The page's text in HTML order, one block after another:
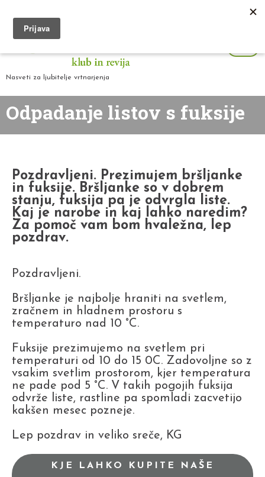
Nasveti za ljubitelje vrtnarjenja
Odpadanje listov s fuksije
Pozdravljeni. Prezimujem bršljanke
in fuksije. Bršljanke so v dobrem
stanju, fuksija pa je odvrgla liste.
Kaj je narobe in kaj lahko naredim?
Za pomoč vam bom hvaležna, lep
pozdrav.
Pozdravljeni.
Bršljanke je najbolje hraniti na svetlem,
zračnem in hladnem prostoru s
temperaturo nad 10 °C.
Fuksije prezimujemo na svetlem pri
temperaturi od 10 do 15 0C. Zadovoljne so z
vsakim svetlim prostorom, kjer temperatura
ne pade pod 5 °C. V takih pogojih fuksija
odvrže liste, rastline pa spomladi zacvetijo
kakšen mesec pozneje.
Lep pozdrav in veliko sreče, KG
KJE LAHKO KUPITE NAŠE